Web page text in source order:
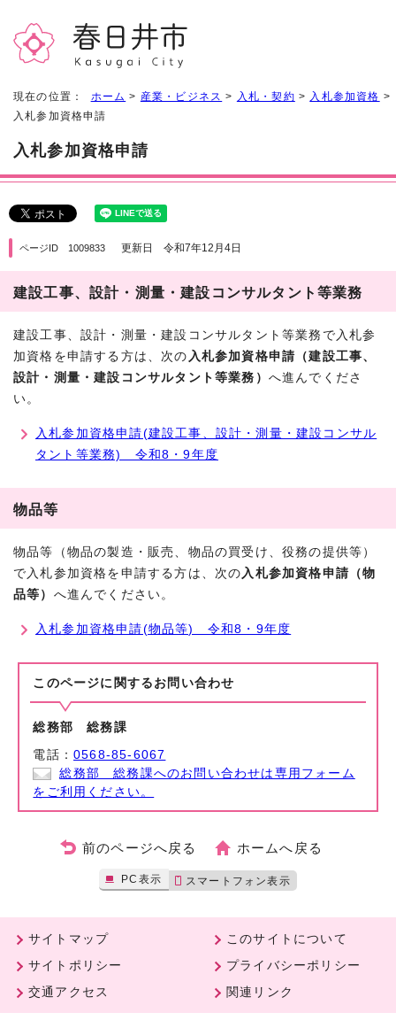
現在の位置： ホーム > 産業・ビジネス > 入札・契約 > 入札参加資格 >
入札参加資格申請
入札参加資格申請
ページID 1009833 更新日 令和7年12月4日
建設工事、設計・測量・建設コンサルタント等業務
建設工事、設計・測量・建設コンサルタント等業務で入札参
加資格を申請する方は、次の 入札参加資格申請（建設工事、
設計・測量・建設コンサルタント等業務） へ進んでくださ
い。
入札参加資格申請(建設工事、設計・測量・建設コンサル
タント等業務) 令和8・9年度
物品等
物品等（物品の製造・販売、物品の買受け、役務の提供等）
で入札参加資格を申請する方は、次の 入札参加資格申請（物
品等） へ進んでください。
入札参加資格申請(物品等) 令和8・9年度
このページに関する お問い合わせ
総務部 総務課
電話：0568-85-6067
総務部 総務課へのお問い合わせは専用フォーム
をご利用ください。
前のページへ戻る ホームへ戻る
PC表示 スマートフォン表示
サイトマップ
このサイトについて
サイトポリシー
プライバシーポリシー
交通アクセス
関連リンク